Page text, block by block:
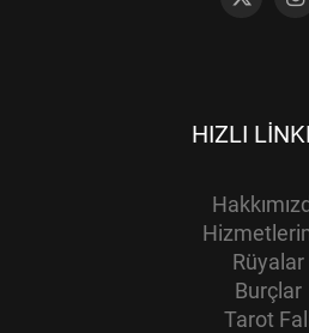
HIZLI
Rüyalar
Burçlar
Tarot